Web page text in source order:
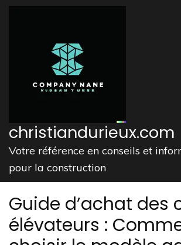
Aller
christiandurieux.com
Votre référence en conseils et
pour la construction
Guide d’achat des
élévateurs :